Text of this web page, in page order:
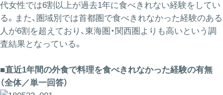
代女性では6割以上が過去1年に食べきれない経験をしてい
る。また、圏域別では首都圏で食べきれなかった経験のある
人が6割を超えており、東海圏・関西圏よりも高いという調
査結果となっている。
■直近1年間の外食で料理を食べきれなかった経験の有無
（全体／単一回答）